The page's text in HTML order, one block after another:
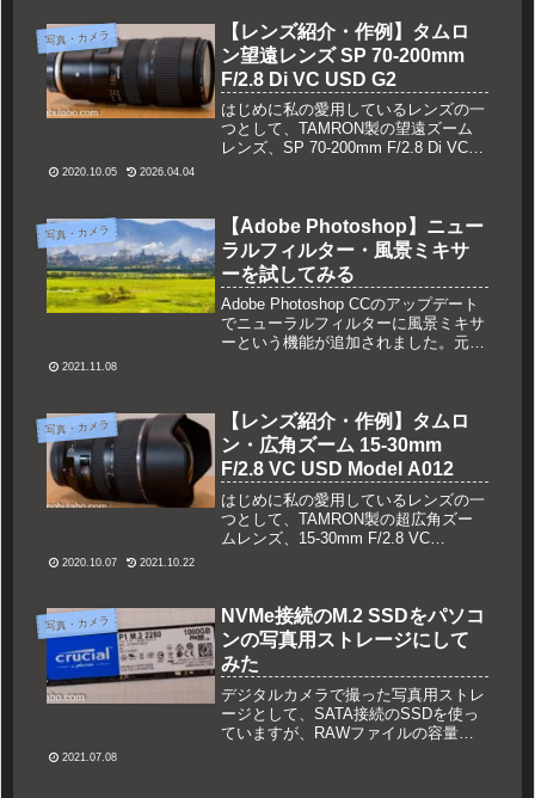
写真・カメラ
【レンズ紹介・作例】タムロ
ン望遠レンズ SP 70-200mm
F/2.8 Di VC USD G2
はじめに私の愛用しているレンズの一
つとして、TAMRON製の望遠ズーム
レンズ、SP 70-200mm F/2.8 Di VC
2020.10.05 2026.04.04
写真・カメラ
【Adobe Photoshop】ニュー
ラルフィルター・風景ミキサ
ーを試してみる
Adobe Photoshop CCのアップデート
でニューラルフィルターに風景ミキサ
ーという機能が追加されました。元画
ますね。楽しそうなので私もやってみ
ます。
2021.11.08
写真・カメラ
【レンズ紹介・作例】タムロ
ン・広角ズーム 15-30mm
F/2.8 VC USD Model A012
はじめに私の愛用しているレンズの一
つとして、TAMRON製の超広角ズー
ムレンズ、15-30mm F/2.8 VC
一角を担う...
2020.10.07 2021.10.22
写真・カメラ
NVMe接続のM.2 SSDをパソコ
ンの写真用ストレージにして
みた
デジタルカメラで撮った写真用ストレ
ージとして、SATA接続のSSDを使っ
ていますが、RAWファイルの容量が
2021.07.08